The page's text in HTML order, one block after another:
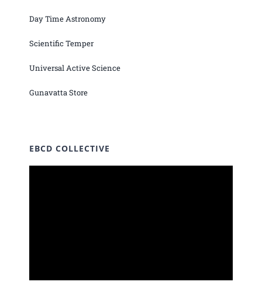
Day Time Astronomy
Scientific Temper
Universal Active Science
Gunavatta Store
EBCD COLLECTIVE